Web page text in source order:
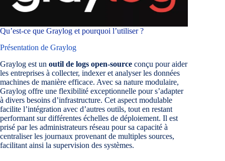
Qu’est-ce que Graylog et pourquoi l’utiliser ?
Présentation de Graylog
Graylog est un outil de logs open-source conçu pour aider
les entreprises à collecter, indexer et analyser les données
machines de manière efficace. Avec sa nature modulaire,
Graylog offre une flexibilité exceptionnelle pour s’adapter
à divers besoins d’infrastructure. Cet aspect modulable
facilite l’intégration avec d’autres outils, tout en restant
performant sur différentes échelles de déploiement. Il est
prisé par les administrateurs réseau pour sa capacité à
centraliser les journaux provenant de multiples sources,
facilitant ainsi la supervision des systèmes.